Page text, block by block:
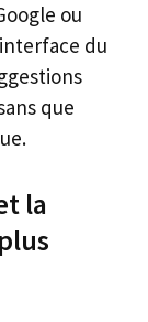
ou
du
que
la